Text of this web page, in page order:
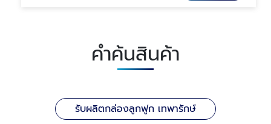
คำค้นสินค้า
รับผลิตกล่องลูกฟูก เทพารักษ์